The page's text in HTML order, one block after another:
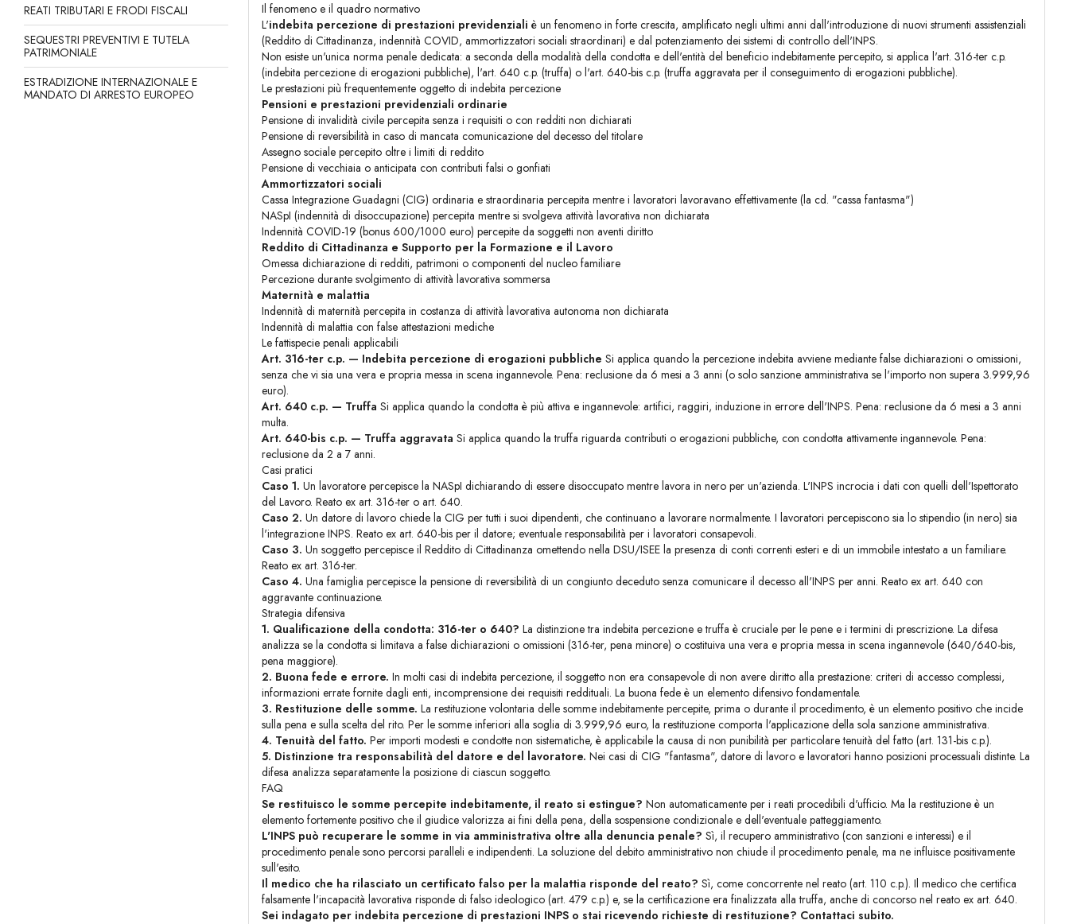
REATI TRIBUTARI E FRODI FISCALI
SEQUESTRI PREVENTIVI E TUTELA
PATRIMONIALE
ESTRADIZIONE INTERNAZIONALE E
MANDATO DI ARRESTO EUROPEO
Il fenomeno e il quadro normativo
L'indebita percezione di prestazioni previdenziali è un fenomeno in forte crescita, amplificato negli ultimi anni dall'introduzione di nuovi strumenti assistenziali
(Reddito di Cittadinanza, indennità COVID, ammortizzatori sociali straordinari) e dal potenziamento dei sistemi di controllo dell'INPS.
Non esiste un'unica norma penale dedicata: a seconda della modalità della condotta e dell'entità del beneficio indebitamente percepito, si applica l'art. 316-ter c.p.
(indebita percezione di erogazioni pubbliche), l'art. 640 c.p. (truffa) o l'art. 640-bis c.p. (truffa aggravata per il conseguimento di erogazioni pubbliche).
Le prestazioni più frequentemente oggetto di indebita percezione
Pensioni e prestazioni previdenziali ordinarie
Pensione di invalidità civile percepita senza i requisiti o con redditi non dichiarati
Pensione di reversibilità in caso di mancata comunicazione del decesso del titolare
Assegno sociale percepito oltre i limiti di reddito
Pensione di vecchiaia o anticipata con contributi falsi o gonfiati
Ammortizzatori sociali
Cassa Integrazione Guadagni (CIG) ordinaria e straordinaria percepita mentre i lavoratori lavoravano effettivamente (la cd. "cassa fantasma")
NASpI (indennità di disoccupazione) percepita mentre si svolgeva attività lavorativa non dichiarata
Indennità COVID-19 (bonus 600/1000 euro) percepite da soggetti non aventi diritto
Reddito di Cittadinanza e Supporto per la Formazione e il Lavoro
Omessa dichiarazione di redditi, patrimoni o componenti del nucleo familiare
Percezione durante svolgimento di attività lavorativa sommersa
Maternità e malattia
Indennità di maternità percepita in costanza di attività lavorativa autonoma non dichiarata
Indennità di malattia con false attestazioni mediche
Le fattispecie penali applicabili
Art. 316-ter c.p. — Indebita percezione di erogazioni pubbliche Si applica quando la percezione indebita avviene mediante false dichiarazioni o omissioni,
senza che vi sia una vera e propria messa in scena ingannevole. Pena: reclusione da 6 mesi a 3 anni (o solo sanzione amministrativa se l'importo non supera 3.999,96
euro).
Art. 640 c.p. — Truffa Si applica quando la condotta è più attiva e ingannevole: artifici, raggiri, induzione in errore dell'INPS. Pena: reclusione da 6 mesi a 3 anni
multa.
Art. 640-bis c.p. — Truffa aggravata Si applica quando la truffa riguarda contributi o erogazioni pubbliche, con condotta attivamente ingannevole. Pena:
reclusione da 2 a 7 anni.
Casi pratici
Caso 1. Un lavoratore percepisce la NASpI dichiarando di essere disoccupato mentre lavora in nero per un'azienda. L'INPS incrocia i dati con quelli dell'Ispettorato
del Lavoro. Reato ex art. 316-ter o art. 640.
Caso 2. Un datore di lavoro chiede la CIG per tutti i suoi dipendenti, che continuano a lavorare normalmente. I lavoratori percepiscono sia lo stipendio (in nero) sia
l'integrazione INPS. Reato ex art. 640-bis per il datore; eventuale responsabilità per i lavoratori consapevoli.
Caso 3. Un soggetto percepisce il Reddito di Cittadinanza omettendo nella DSU/ISEE la presenza di conti correnti esteri e di un immobile intestato a un familiare.
Reato ex art. 316-ter.
Caso 4. Una famiglia percepisce la pensione di reversibilità di un congiunto deceduto senza comunicare il decesso all'INPS per anni. Reato ex art. 640 con
aggravante continuazione.
Strategia difensiva
1. Qualificazione della condotta: 316-ter o 640? La distinzione tra indebita percezione e truffa è cruciale per le pene e i termini di prescrizione. La difesa
analizza se la condotta si limitava a false dichiarazioni o omissioni (316-ter, pena minore) o costituiva una vera e propria messa in scena ingannevole (640/640-bis,
pena maggiore).
2. Buona fede e errore. In molti casi di indebita percezione, il soggetto non era consapevole di non avere diritto alla prestazione: criteri di accesso complessi,
informazioni errate fornite dagli enti, incomprensione dei requisiti reddituali. La buona fede è un elemento difensivo fondamentale.
3. Restituzione delle somme. La restituzione volontaria delle somme indebitamente percepite, prima o durante il procedimento, è un elemento positivo che incide
sulla pena e sulla scelta del rito. Per le somme inferiori alla soglia di 3.999,96 euro, la restituzione comporta l'applicazione della sola sanzione amministrativa.
4. Tenuità del fatto. Per importi modesti e condotte non sistematiche, è applicabile la causa di non punibilità per particolare tenuità del fatto (art. 131-bis c.p.).
5. Distinzione tra responsabilità del datore e del lavoratore. Nei casi di CIG "fantasma", datore di lavoro e lavoratori hanno posizioni processuali distinte. La
difesa analizza separatamente la posizione di ciascun soggetto.
FAQ
Se restituisco le somme percepite indebitamente, il reato si estingue? Non automaticamente per i reati procedibili d'ufficio. Ma la restituzione è un
elemento fortemente positivo che il giudice valorizza ai fini della pena, della sospensione condizionale e dell'eventuale patteggiamento.
L'INPS può recuperare le somme in via amministrativa oltre alla denuncia penale? Sì, il recupero amministrativo (con sanzioni e interessi) e il
procedimento penale sono percorsi paralleli e indipendenti. La soluzione del debito amministrativo non chiude il procedimento penale, ma ne influisce positivamente
sull'esito.
Il medico che ha rilasciato un certificato falso per la malattia risponde del reato? Sì, come concorrente nel reato (art. 110 c.p.). Il medico che certifica
falsamente l'incapacità lavorativa risponde di falso ideologico (art. 479 c.p.) e, se la certificazione era finalizzata alla truffa, anche di concorso nel reato ex art. 640.
Sei indagato per indebita percezione di prestazioni INPS o stai ricevendo richieste di restituzione? Contattaci subito.